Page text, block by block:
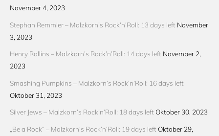
November 4, 2023
Stephan Remmler – Malzkorn’s Rock’n’Roll: 13 days left November
3, 2023
Henry Rollins – Malzkorn’s Rock’n’Roll: 14 days left November 2,
2023
Smashing Pumpkins – Malzkorn’s Rock’n’Roll: 16 days left
Oktober 31, 2023
Silver Jews – Malzkorn’s Rock’n’Roll: 18 days left Oktober 30, 2023
„Be a Rock“ – Malzkorn’s Rock’n’Roll: 19 days left Oktober 29,